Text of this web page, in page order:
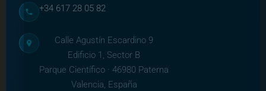
+34 617 28 05 82
Calle Agustín Escardino 9
Edificio 1, Sector B
Parque Científico · 46980 Paterna
Valencia, España